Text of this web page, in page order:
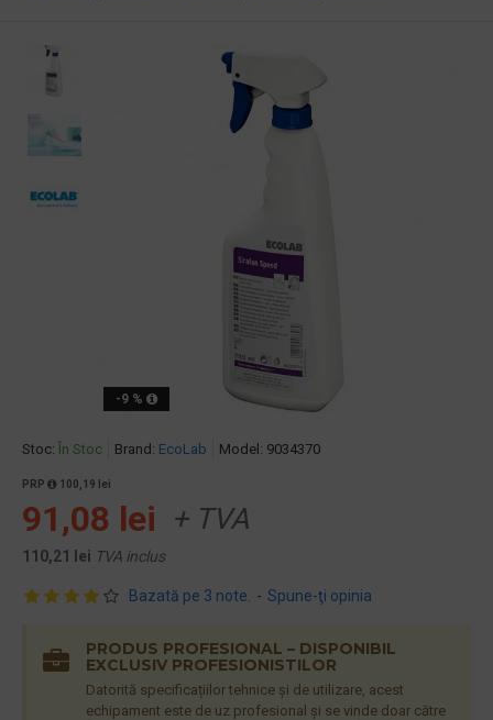
-9 %
Stoc: În Stoc Brand: EcoLab Model: 9034370
Bazată pe 3 note. - Spune-ţi opinia
PRP 100,19 lei
91,08 lei + TVA
110,21 lei TVA inclus
PRODUS PROFESIONAL – DISPONIBIL
EXCLUSIV PROFESIONISTILOR
Datorită specificațiilor tehnice și de utilizare, acest
echipament este de uz profesional și se vinde doar către